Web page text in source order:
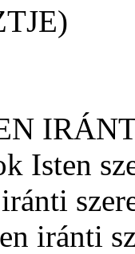
Isten
iránti